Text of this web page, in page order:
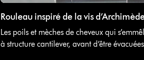
Rouleau inspiré de la vis
Les poils et mèches de cheveux qui
à structure cantilever, avant d’être